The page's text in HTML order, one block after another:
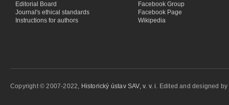
Editorial Board
Journal's ethical standards
Instructions for authors
Facebook Group
Facebook Page
Wikipedia
Copyright © 2007-2022, Historický ústav SAV, v. v. i. Edited and designed by